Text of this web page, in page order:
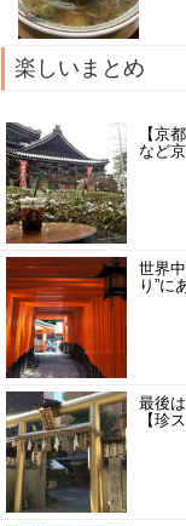
楽しいまとめ
【京
など
世界
り”に
最後
【珍